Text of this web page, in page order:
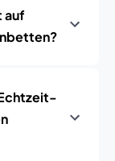
auf